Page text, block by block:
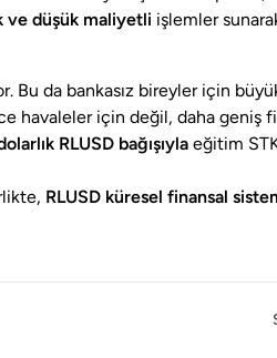
ve düşük maliyetli işlemler
Bu da bankasız bireyler için
havaleler için değil, daha geniş
RLUSD bağışıyla eğitim
RLUSD küresel finansal